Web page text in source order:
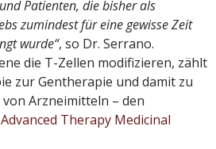
Patienten, die bisher als
zumindest für eine gewisse Zeit
wurde“, so Dr. Serrano.
die T-Zellen modifizieren, zählt
zur Gentherapie und damit zu
Arzneimitteln – den
Therapy Medicinal